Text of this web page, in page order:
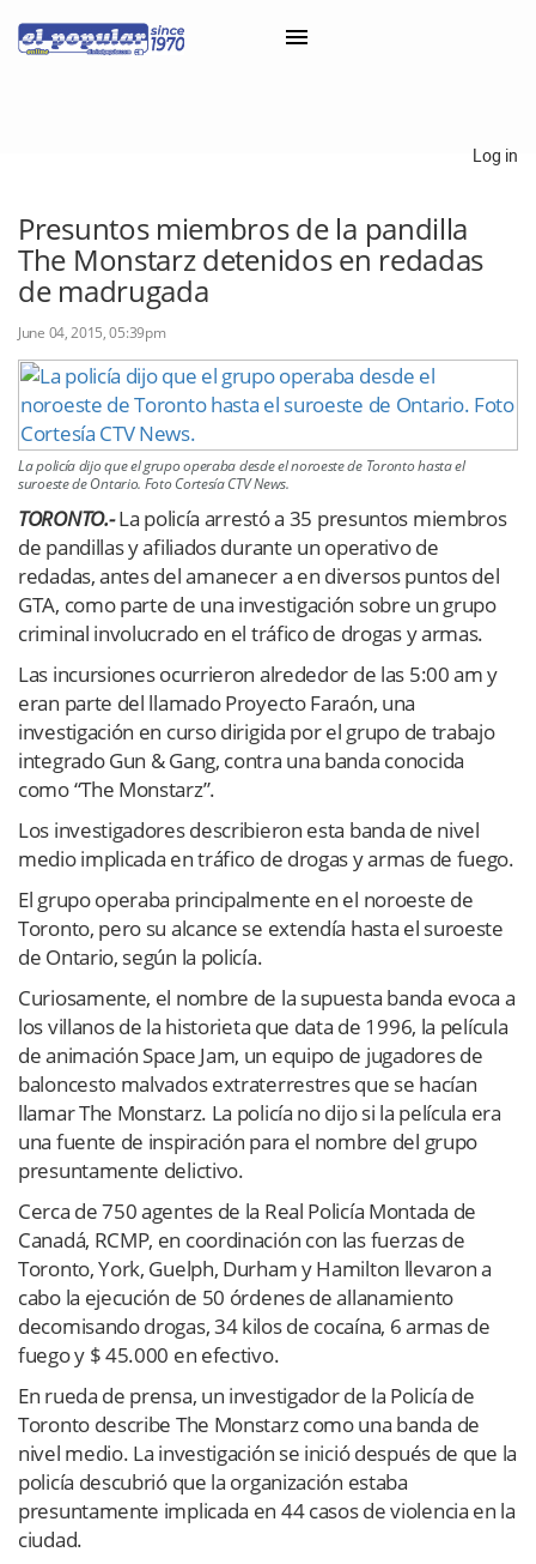
Classifieds
Categorías
Iniciar sesión con Clascal
×
Log in
Presuntos miembros de la pandilla
The Monstarz detenidos en redadas
de madrugada
June 04, 2015, 05:39pm
La policía dijo que el grupo operaba desde el noroeste de Toronto hasta el
suroeste de Ontario. Foto Cortesía CTV News.
TORONTO.-La policía arrestó a 35 presuntos miembros
de pandillas y afiliados durante un operativo de
redadas, antes del amanecer a en diversos puntos del
GTA, como parte de una investigación sobre un grupo
criminal involucrado en el tráfico de drogas y armas.
Las incursiones ocurrieron alrededor de las 5:00 am y
eran parte del llamado Proyecto Faraón, una
investigación en curso dirigida por el grupo de trabajo
integrado Gun & Gang, contra una banda conocida
como “The Monstarz”.
Los investigadores describieron esta banda de nivel
medio implicada en tráfico de drogas y armas de fuego.
El grupo operaba principalmente en el noroeste de
Toronto, pero su alcance se extendía hasta el suroeste
de Ontario, según la policía.
Curiosamente, el nombre de la supuesta banda evoca a
los villanos de la historieta que data de 1996, la película
de animación Space Jam, un equipo de jugadores de
baloncesto malvados extraterrestres que se hacían
llamar The Monstarz. La policía no dijo si la película era
una fuente de inspiración para el nombre del grupo
presuntamente delictivo.
Cerca de 750 agentes de la Real Policía Montada de
Canadá, RCMP, en coordinación con las fuerzas de
Toronto, York, Guelph, Durham y Hamilton llevaron a
cabo la ejecución de 50 órdenes de allanamiento
decomisando drogas, 34 kilos de cocaína, 6 armas de
fuego y $ 45.000 en efectivo.
En rueda de prensa, un investigador de la Policía de
Toronto describe The Monstarz como una banda de
nivel medio. La investigación se inició después de que la
policía descubrió que la organización estaba
presuntamente implicada en 44 casos de violencia en la
ciudad.